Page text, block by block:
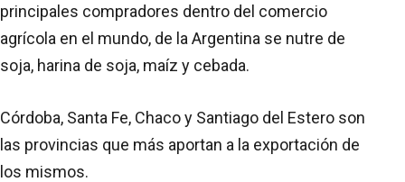
principales compradores dentro del comercio
agrícola en el mundo, de la Argentina se nutre de
soja, harina de soja, maíz y cebada.
Córdoba, Santa Fe, Chaco y Santiago del Estero son
las provincias que más aportan a la exportación de
los mismos.